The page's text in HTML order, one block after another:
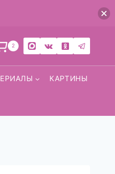
2
КАРТИНЫ